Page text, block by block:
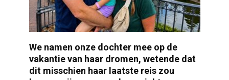
We namen onze dochter mee op de
vakantie van haar dromen, wetende dat
dit misschien haar laatste reis zou